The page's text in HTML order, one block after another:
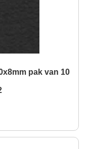
pak van 10